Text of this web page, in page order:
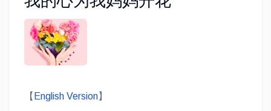
【 English Version】